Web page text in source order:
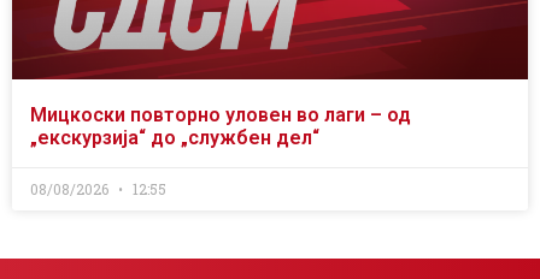
Мицкоски повторно уловен во лаги – од
„екскурзија“ до „службен дел“
08/08/2026 12:55